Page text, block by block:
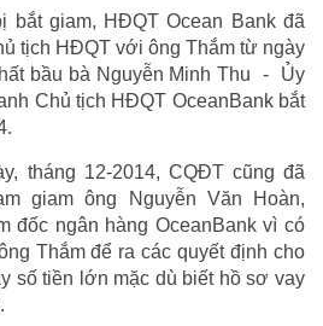
bắt giam, HĐQT Ocean Bank đã
tịch HĐQT với ông Thắm từ ngày
bầu bà Nguyễn Minh Thu - Ủy
Chủ tịch HĐQT OceanBank bắt
tháng 12-2014, CQĐT cũng đã
giam ông Nguyễn Văn Hoàn,
đốc ngân hàng OceanBank vì có
Thắm để ra các quyết định cho
số tiền lớn mặc dù biết hồ sơ vay